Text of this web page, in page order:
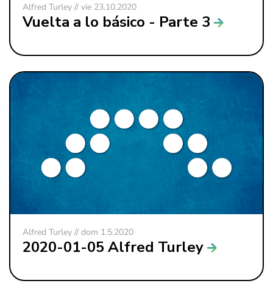
Alfred Turley // vie 23.10.2020
Vuelta a lo básico - Parte 3
Alfred Turley // dom 1.5.2020
2020-01-05 Alfred Turley